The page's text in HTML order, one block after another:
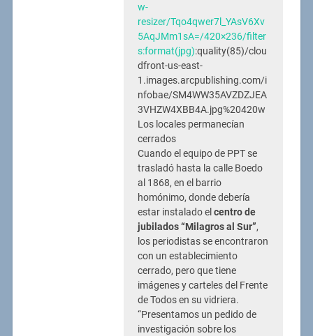
w-
resizer/Tqo4qwer7l_YAsV6Xv
5AqJMm1sA=/420×236/filter
s:format(jpg):quality(85)/clou
dfront-us-east-
1.images.arcpublishing.com/i
nfobae/SM4WW35AVZDZJEA
3VHZW4XBB4A.jpg%20420w
Los locales permanecían
cerrados
Cuando el equipo de PPT se
trasladó hasta la calle Boedo
al 1868, en el barrio
homónimo, donde debería
estar instalado el centro de
jubilados “Milagros al Sur”,
los periodistas se encontraron
con un establecimiento
cerrado, pero que tiene
imágenes y carteles del Frente
de Todos en su vidriera.
“Presentamos un pedido de
investigación sobre los